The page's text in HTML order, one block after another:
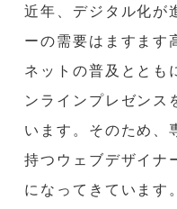
近年、デジタル化が
ーの需要はますます
ネットの普及ととも
ンラインプレゼンス
います。そのため、
持つウェブデザイナ
になってきています。